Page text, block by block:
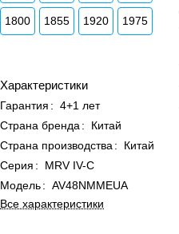
1800 1855 1920 1975
Характеристики
Гарантия : 4+1 лет
Страна бренда :
Китай
Страна производства :
Китай
Серия :
MRV IV-C
Модель: AV48NMMEUA
Все характеристики